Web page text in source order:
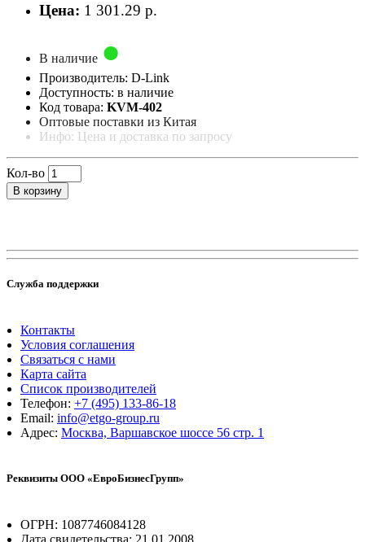
Цена: 1 301.29 р.
В наличие
Производитель: D-Link
Доступность: в наличие
Код товара: KVM-402
Оптовые поставки из Китая
Инфо: Цена и доставка по запросу
Кол-во
В корзину
Служба поддержки
Контакты
Условия соглашения
Связаться с нами
Карта сайта
Список производителей
Телефон: +7 (495) 133-86-18
Email: info@etgo-group.ru
Адрес: Москва, Варшавское шоссе 56 стр. 1
Реквизиты ООО «ЕвроБизнесГрупп»
ОГРН: 1087746084128